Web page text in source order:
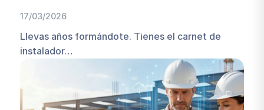
17/03/2026
Llevas años formándote. Tienes el carnet de
instalador…